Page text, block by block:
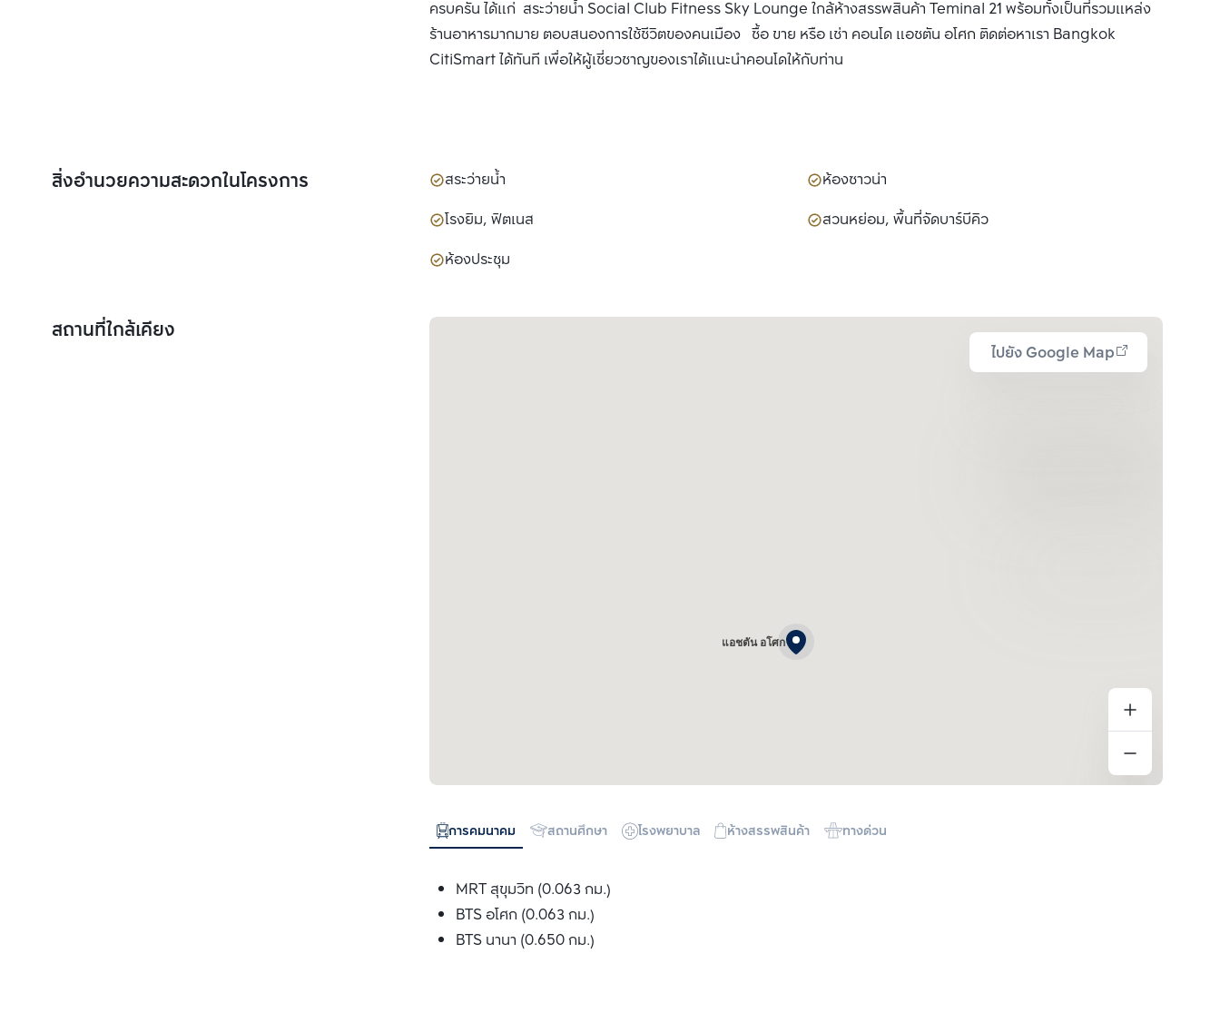
ครบครัน ได้แก่ สระว่ายน้ำ Social Club Fitness Sky Lounge ใกล้ห้างสรรพสินค้า Teminal 21 พร้อมทั้งเป็นที่รวมแหล่ง
ร้านอาหารมากมาย ตอบสนองการใช้ชีวิตของคนเมือง ซื้อ ขาย หรือ เช่า คอนโด แอชตัน อโศก ติดต่อหาเรา Bangkok
CitiSmart ได้ทันที เพื่อให้ผู้เชี่ยวชาญของเราได้แนะนำคอนโดให้กับท่าน
สิ่งอำนวยความสะดวกในโครงการ สระว่ายน้ำ
ห้องซาวน่า
โรงยิม, ฟิตเนส
สวนหย่อม, พื้นที่จัดบาร์บีคิว
ห้องประชุม
สถานที่ใกล้เคียง
ไปยัง Google Map
แอชตัน อโศก
การคมนาคม สถานศึกษา โรงพยาบาล ห้างสรรพสินค้า ทางด่วน
MRT สุขุมวิท (0.063 กม.)
BTS อโศก (0.063 กม.)
BTS นานา (0.650 กม.)